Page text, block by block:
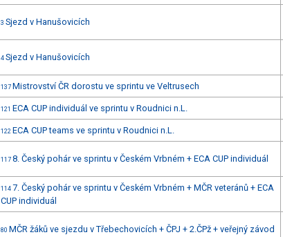
3 Sjezd v Hanušovicích
4 Sjezd v Hanušovicích
137 Mistrovství ČR dorostu ve sprintu ve Veltrusech
121 ECA CUP individuál ve sprintu v Roudnici n.L.
122 ECA CUP teams ve sprintu v Roudnici n.L.
117 8. Český pohár ve sprintu v Českém Vrbném + ECA CUP individuál
114 7. Český pohár ve sprintu v Českém Vrbném + MČR veteránů + ECA
CUP individuál
80 MČR žáků ve sjezdu v Třebechovicích + ČPJ + 2.ČPž + veřejný závod